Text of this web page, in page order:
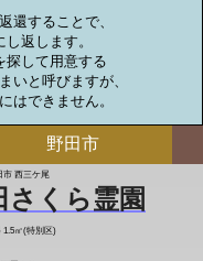
還することで、
返します。
探して用意する
いと呼びますが、
はできません。
野田市
市 西三ケ尾
さくら霊園
1.5㎡(特別区)